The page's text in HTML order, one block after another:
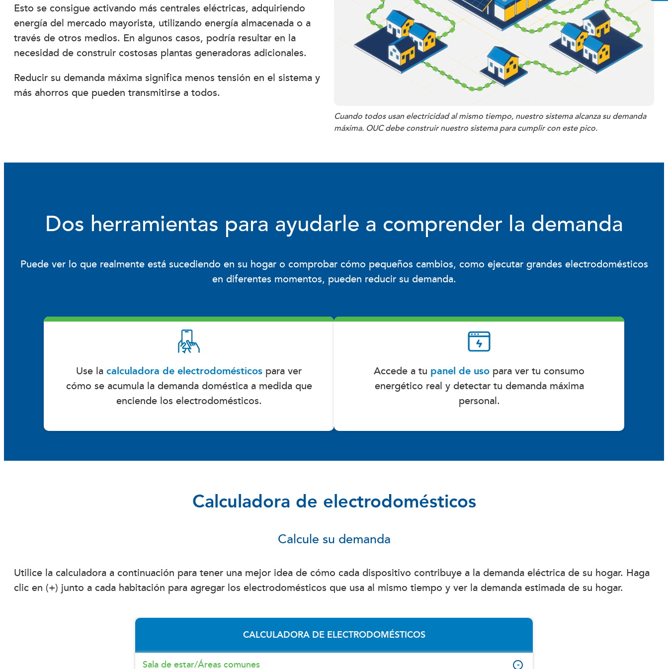
Esto se consigue activando más centrales eléctricas, adquiriendo
energía del mercado mayorista, utilizando energía almacenada o a
través de otros medios. En algunos casos, podría resultar en la
necesidad de construir costosas plantas generadoras adicionales.
Reducir su demanda máxima significa menos tensión en el sistema y
más ahorros que pueden transmitirse a todos.
Cuando todos usan electricidad al mismo tiempo, nuestro sistema alcanza su demanda
máxima. OUC debe construir nuestro sistema para cumplir con este pico.
Dos herramientas para ayudarle a comprender la demanda
Puede ver lo que realmente está sucediendo en su hogar o comprobar cómo pequeños cambios, como ejecutar grandes electrodomésticos
en diferentes momentos, pueden reducir su demanda.
Use la calculadora de electrodomésticos para ver
cómo se acumula la demanda doméstica a medida que
enciende los electrodomésticos.
Accede a tu panel de uso para ver tu consumo
energético real y detectar tu demanda máxima
personal.
Calculadora de electrodomésticos
Calcule su demanda
Utilice la calculadora a continuación para tener una mejor idea de cómo cada dispositivo contribuye a la demanda eléctrica de su hogar. Haga
clic en (+) junto a cada habitación para agregar los electrodomésticos que usa al mismo tiempo y ver la demanda estimada de su hogar.
CALCULADORA DE ELECTRODOMÉSTICOS
Sala de estar/Áreas comunes